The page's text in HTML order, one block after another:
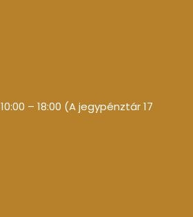
10:00 – 18:00 (A jegypénztár 17